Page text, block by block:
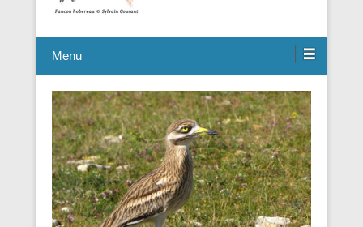
Menu